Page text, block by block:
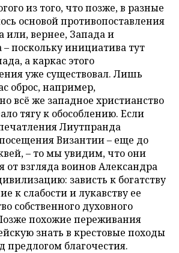
из того, что позже, в разные
основой противопоставления
или, вернее, Запада и
– поскольку инициатива тут
а каркас этого
уже существовал. Лишь
оброс, например,
всё же западное христианство
тягу к обособлению. Если
Лиутпранда
Византии – еще до
– то мы увидим, что они
от взгляда воинов Александра
зависть к богатству
к слабости и лукавству ее
собственного духовного
похожие переживания
знать в крестовые походы
предлогом благочестия.